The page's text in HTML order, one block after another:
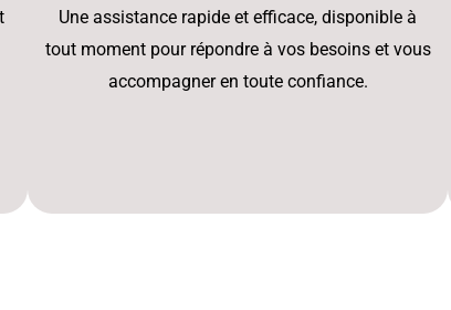
Une assistance rapide et efficace, disponible à
tout moment pour répondre à vos besoins et vous
accompagner en toute confiance.